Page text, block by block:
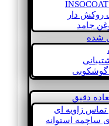
روکش دار
جامد
شده
گوشکوبی
دقیق
تماس زاویه ای
ساچمه استوانه